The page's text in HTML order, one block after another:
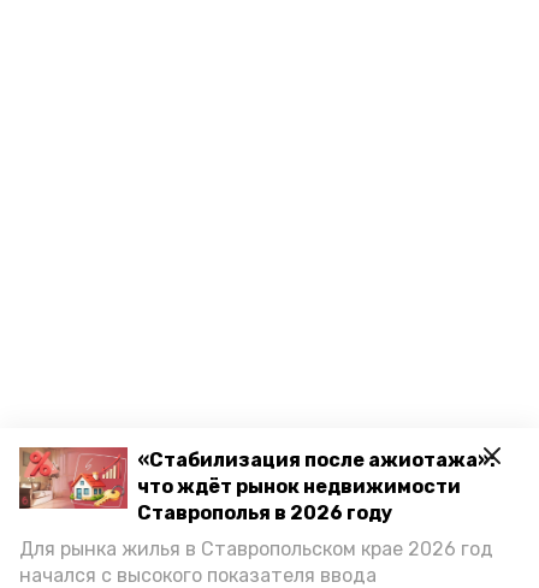
«Стабилизация после ажиотажа»:
что ждёт рынок недвижимости
Ставрополья в 2026 году
Для рынка жилья в Ставропольском крае 2026 год
начался с высокого показателя ввода